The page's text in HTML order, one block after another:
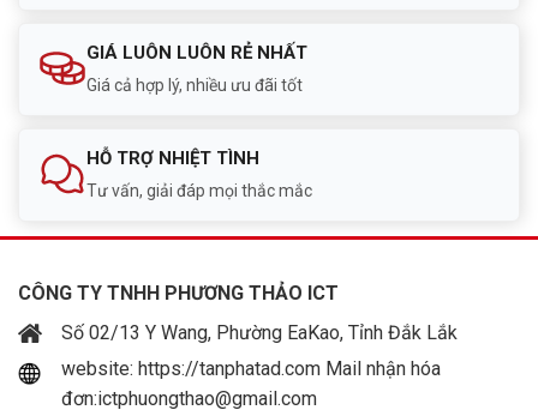
GIÁ LUÔN LUÔN RẺ NHẤT
Giá cả hợp lý, nhiều ưu đãi tốt
HỖ TRỢ NHIỆT TÌNH
Tư vấn, giải đáp mọi thắc mắc
CÔNG TY TNHH PHƯƠNG THẢO ICT
Số 02/13 Y Wang, Phường EaKao, Tỉnh Đắk Lắk
website: https://tanphatad.com Mail nhận hóa
đơn:ictphuongthao@gmail.com